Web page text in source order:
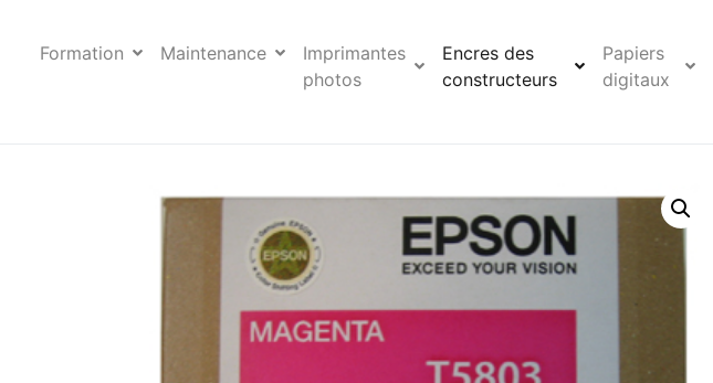
Formation Maintenance
Imprimantes
photos
Encres des
constructeurs
Papiers
digitaux